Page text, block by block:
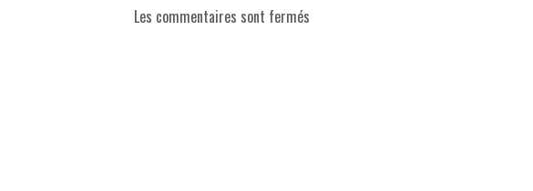
Les commentaires sont fermés